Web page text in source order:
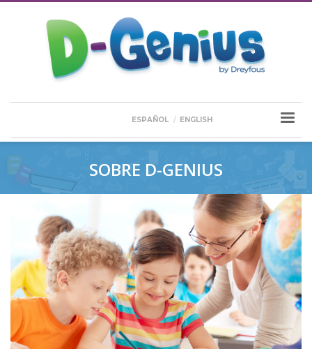
ESPAÑOL ENGLISH
SOBRE D-GENIUS